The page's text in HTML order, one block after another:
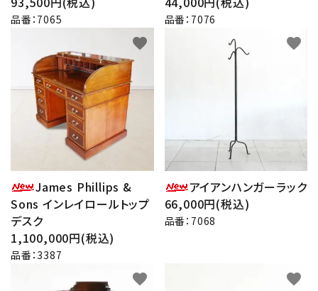
品番：7065 品番：7076
James Phillips &
Sons インレイロールトップ
デスク
1,100,000円(税込)
品番：3387
favorite
アイアンハンガーラック
66,000円(税込)
品番：7068
favorite
favorite favorite